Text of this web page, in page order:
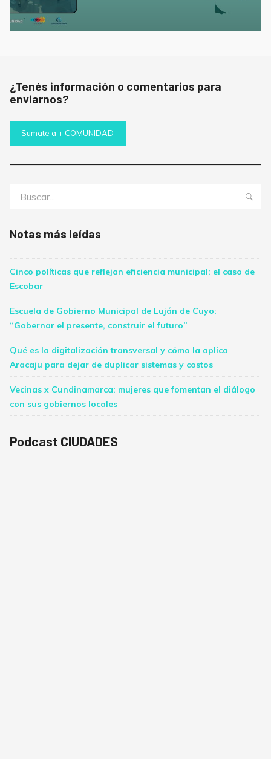
¿Tenés información o comentarios para
enviarnos?
Sumate a + COMUNIDAD
Notas más leídas
Cinco políticas que reflejan eficiencia municipal: el caso de
Escobar
Escuela de Gobierno Municipal de Luján de Cuyo:
“Gobernar el presente, construir el futuro”
Qué es la digitalización transversal y cómo la aplica
Aracaju para dejar de duplicar sistemas y costos
Vecinas x Cundinamarca: mujeres que fomentan el diálogo
con sus gobiernos locales
Podcast CIUDADES